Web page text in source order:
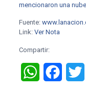
mencionaron una
Fuente:
Link: Ver Nota
Compartir:
WhatsApp